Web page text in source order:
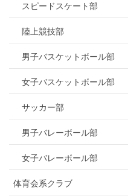
スピードスケート部
陸上競技部
男子バスケットボール部
女子バスケットボール部
サッカー部
男子バレーボール部
女子バレーボール部
体育会系クラブ